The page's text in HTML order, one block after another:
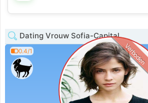
💕
Dating Vrouw Sofia-Capital
0.4/1 Verboden